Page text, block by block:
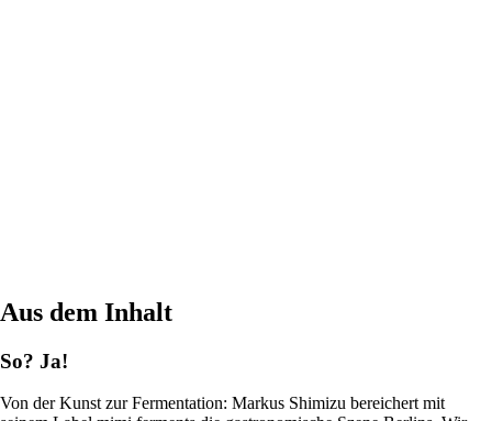
Aus dem Inhalt
So? Ja!
Von der Kunst zur Fermentation: Markus Shimizu bereichert mit